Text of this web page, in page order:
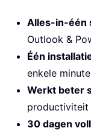
Alles-in-één
Outlook &
Één
enkele
Werkt beter
productiviteit
30 dagen